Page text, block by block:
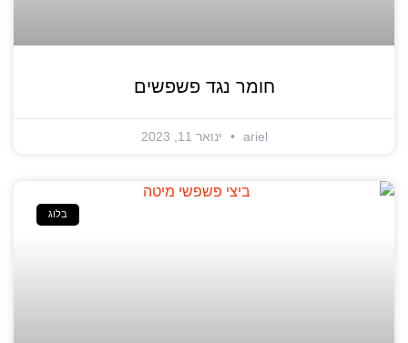
חומר נגד פשפשים
ariel ינואר 11, 2023
בלוג